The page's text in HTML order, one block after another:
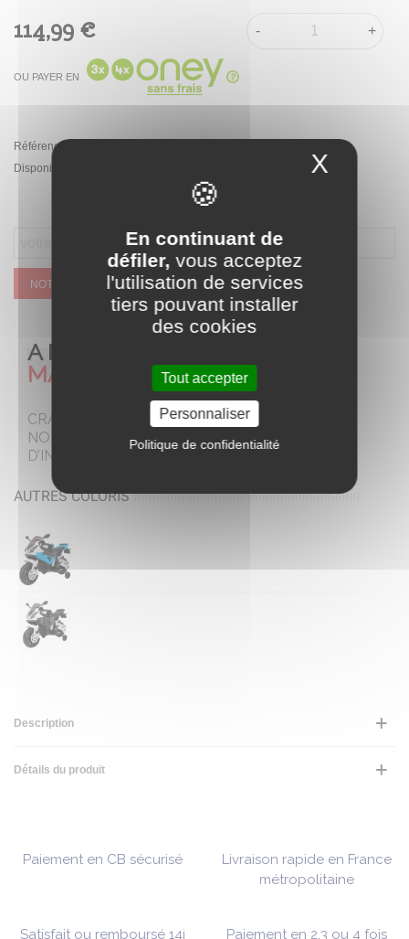
114,99 €
OU PAYER EN
- +
Référence:
Disponibilité :
NOTIFIEZ MOI QUAND CE SERA DISPONIBLE
A NE PAS
MANQUER
CRAQUEZ POUR
NOTRE SELECTION
D’INCONTOURNABLES
AUTRES COLORIS
Description
Détails du produit
Paiement en CB sécurisé
Livraison rapide en France
métropolitaine
Satisfait ou remboursé 14j Paiement en 2,3 ou 4 fois
En continuant de
défiler, vous acceptez
l'utilisation de services
tiers pouvant installer
des cookies
Tout accepter
Personnaliser
Politique de confidentialité
X